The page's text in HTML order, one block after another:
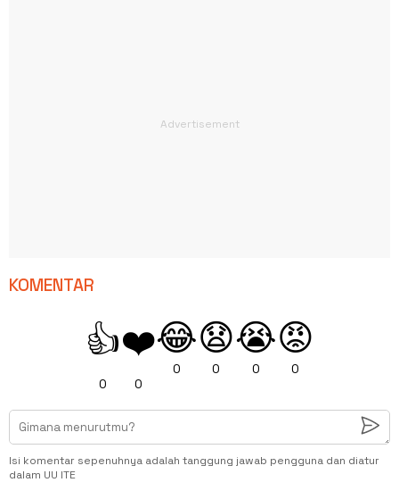
KOMENTAR
👍
0
❤️
0
😂
0
😧
0
😭
0
😡
0
Isi komentar sepenuhnya adalah tanggung jawab pengguna dan diatur
dalam UU ITE